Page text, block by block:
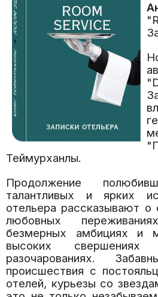
Теймурханлы.
Продолжение
талантливых и ярких
отельера рассказывают
любовных
безмерных амбициях и
высоких свершениях
разочарованиях.
происшествия с
отелей, курьезы со